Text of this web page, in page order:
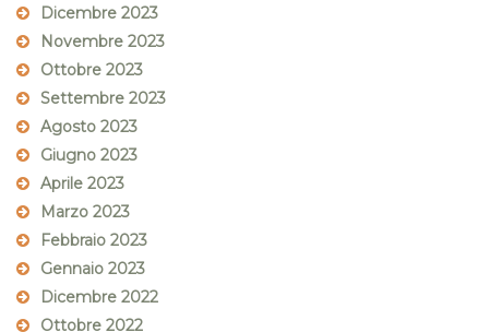
Dicembre 2023
Novembre 2023
Ottobre 2023
Settembre 2023
Agosto 2023
Giugno 2023
Aprile 2023
Marzo 2023
Febbraio 2023
Gennaio 2023
Dicembre 2022
Ottobre 2022